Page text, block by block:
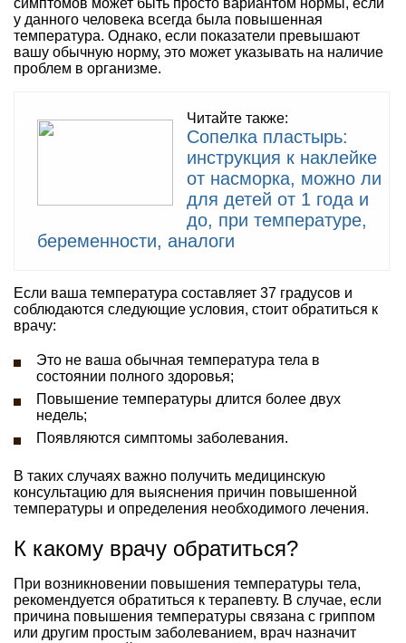
симптомов может быть просто вариантом нормы, если
у данного человека всегда была повышенная
температура. Однако, если показатели превышают
вашу обычную норму, это может указывать на наличие
проблем в организме.
Читайте также:
Сопелка пластырь:
инструкция к наклейке
от насморка, можно ли
для детей от 1 года и
до, при температуре,
беременности, аналоги
Если ваша температура составляет 37 градусов и
соблюдаются следующие условия, стоит обратиться к
врачу:
Это не ваша обычная температура тела в
состоянии полного здоровья;
Повышение температуры длится более двух
недель;
Появляются симптомы заболевания.
В таких случаях важно получить медицинскую
консультацию для выяснения причин повышенной
температуры и определения необходимого лечения.
К какому врачу обратиться?
При возникновении повышения температуры тела,
рекомендуется обратиться к терапевту. В случае, если
причина повышения температуры связана с гриппом
или другим простым заболеванием, врач назначит